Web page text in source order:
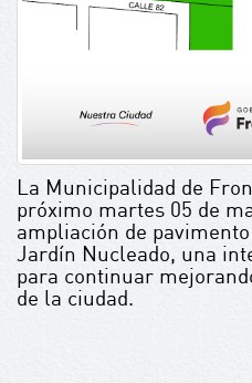
La Municipalidad de
próximo martes 05 de
ampliación de
Jardín Nucleado, una
para continuar
de la ciudad.